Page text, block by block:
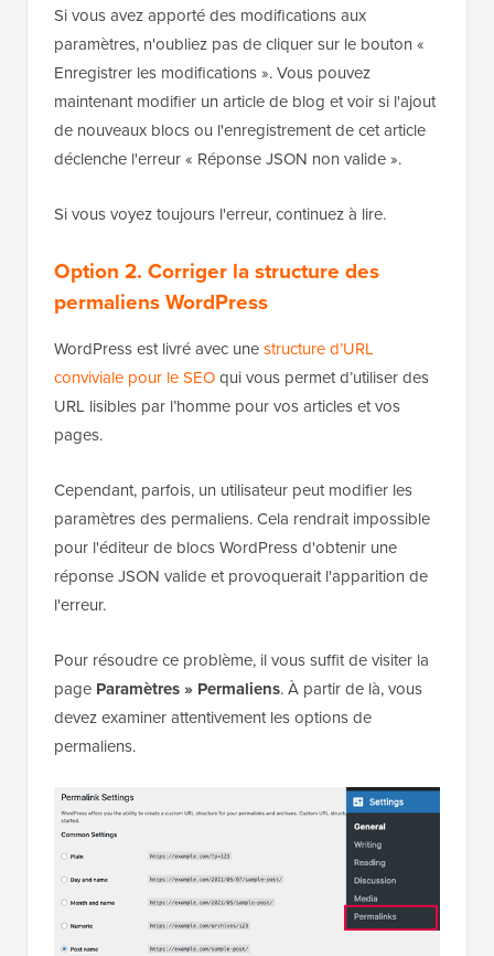
Si vous avez apporté des modifications aux
paramètres, n'oubliez pas de cliquer sur le bouton «
Enregistrer les modifications ». Vous pouvez
maintenant modifier un article de blog et voir si l'ajout
de nouveaux blocs ou l'enregistrement de cet article
déclenche l'erreur « Réponse JSON non valide ».
Si vous voyez toujours l'erreur, continuez à lire.
Option 2. Corriger la structure des
permaliens WordPress
WordPress est livré avec unestructure d’URL
conviviale pour le SEOqui vous permet d’utiliser des
URL lisibles par l’homme pour vos articles et vos
pages.
Cependant, parfois, un utilisateur peut modifier les
paramètres des permaliens. Cela rendrait impossible
pour l'éditeur de blocs WordPress d'obtenir une
réponse JSON valide et provoquerait l'apparition de
l'erreur.
Pour résoudre ce problème, il vous suffit de visiter la
page Paramètres » Permaliens. À partir de là, vous
devez examiner attentivement les options de
permaliens.